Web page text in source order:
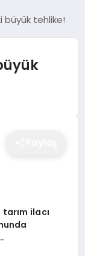
büyük tehlike!
ilacı